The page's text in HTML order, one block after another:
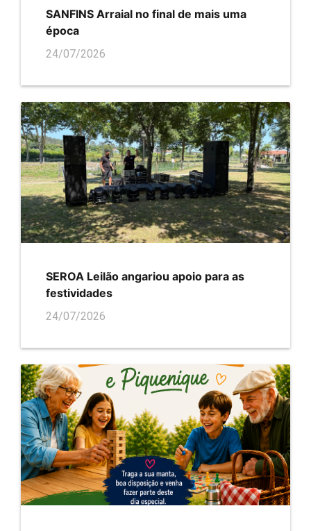
SANFINS Arraial no final de mais uma
época
24/07/2026
SEROA Leilão angariou apoio para as
festividades
24/07/2026